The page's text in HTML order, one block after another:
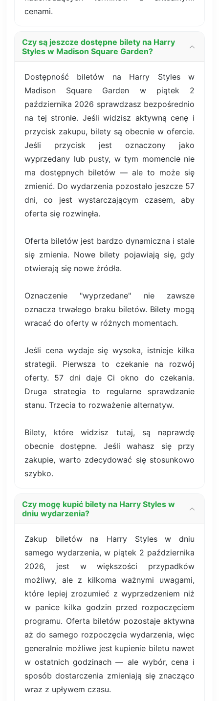
cenami.
Czy są jeszcze dostępne bilety na Harry
Styles w Madison Square Garden?
Dostępność biletów na Harry Styles w
Madison Square Garden w piątek 2
października 2026 sprawdzasz bezpośrednio
na tej stronie. Jeśli widzisz aktywną cenę i
przycisk zakupu, bilety są obecnie w ofercie.
Jeśli przycisk jest oznaczony jako
wyprzedany lub pusty, w tym momencie nie
ma dostępnych biletów — ale to może się
zmienić. Do wydarzenia pozostało jeszcze 57
dni, co jest wystarczającym czasem, aby
oferta się rozwinęła.
Oferta biletów jest bardzo dynamiczna i stale
się zmienia. Nowe bilety pojawiają się, gdy
otwierają się nowe źródła.
Oznaczenie "wyprzedane" nie zawsze
oznacza trwałego braku biletów. Bilety mogą
wracać do oferty w różnych momentach.
Jeśli cena wydaje się wysoka, istnieje kilka
strategii. Pierwsza to czekanie na rozwój
oferty. 57 dni daje Ci okno do czekania.
Druga strategia to regularne sprawdzanie
stanu. Trzecia to rozważenie alternatyw.
Bilety, które widzisz tutaj, są naprawdę
obecnie dostępne. Jeśli wahasz się przy
zakupie, warto zdecydować się stosunkowo
szybko.
Czy mogę kupić bilety na Harry Styles w
dniu wydarzenia?
Zakup biletów na Harry Styles w dniu
samego wydarzenia, w piątek 2 października
2026, jest w większości przypadków
możliwy, ale z kilkoma ważnymi uwagami,
które lepiej zrozumieć z wyprzedzeniem niż
w panice kilka godzin przed rozpoczęciem
programu. Oferta biletów pozostaje aktywna
aż do samego rozpoczęcia wydarzenia, więc
generalnie możliwe jest kupienie biletu nawet
w ostatnich godzinach — ale wybór, cena i
sposób dostarczenia zmieniają się znacząco
wraz z upływem czasu.